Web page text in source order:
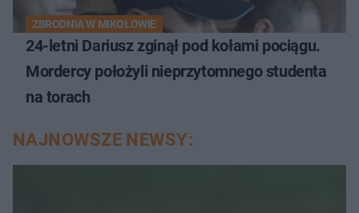
ZBRODNIA W MIKOŁOWIE
24-letni Dariusz zginął pod kołami pociągu.
Mordercy położyli nieprzytomnego studenta
na torach
NAJNOWSZE NEWSY: